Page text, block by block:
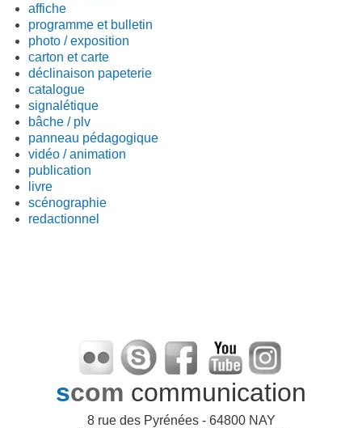
affiche
programme et bulletin
photo / exposition
carton et carte
déclinaison papeterie
catalogue
signalétique
bâche / plv
panneau pédagogique
vidéo / animation
publication
livre
scénographie
redactionnel
scom communication
8 rue des Pyrénées - 64800 NAY